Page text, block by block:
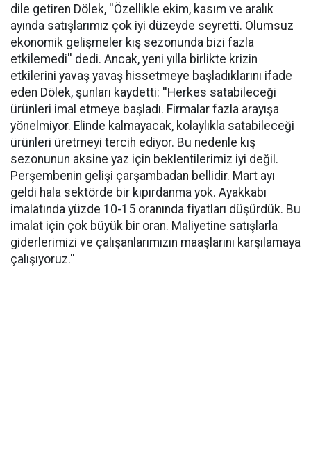
dile getiren Dölek, ''Özellikle ekim, kasım ve aralık
ayında satışlarımız çok iyi düzeyde seyretti. Olumsuz
ekonomik gelişmeler kış sezonunda bizi fazla
etkilemedi'' dedi. Ancak, yeni yılla birlikte krizin
etkilerini yavaş yavaş hissetmeye başladıklarını ifade
eden Dölek, şunları kaydetti: ''Herkes satabileceği
ürünleri imal etmeye başladı. Firmalar fazla arayışa
yönelmiyor. Elinde kalmayacak, kolaylıkla satabileceği
ürünleri üretmeyi tercih ediyor. Bu nedenle kış
sezonunun aksine yaz için beklentilerimiz iyi değil.
Perşembenin gelişi çarşambadan bellidir. Mart ayı
geldi hala sektörde bir kıpırdanma yok. Ayakkabı
imalatında yüzde 10-15 oranında fiyatları düşürdük. Bu
imalat için çok büyük bir oran. Maliyetine satışlarla
giderlerimizi ve çalışanlarımızın maaşlarını karşılamaya
çalışıyoruz.''